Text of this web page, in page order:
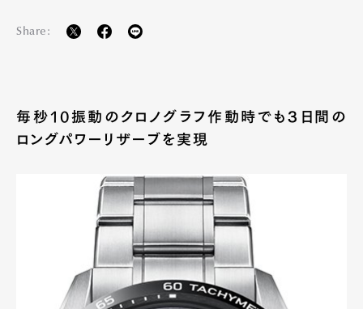
Share:
毎秒10振動のクロノグラフ作動時でも３日間の
ロングパワーリザーブを実現